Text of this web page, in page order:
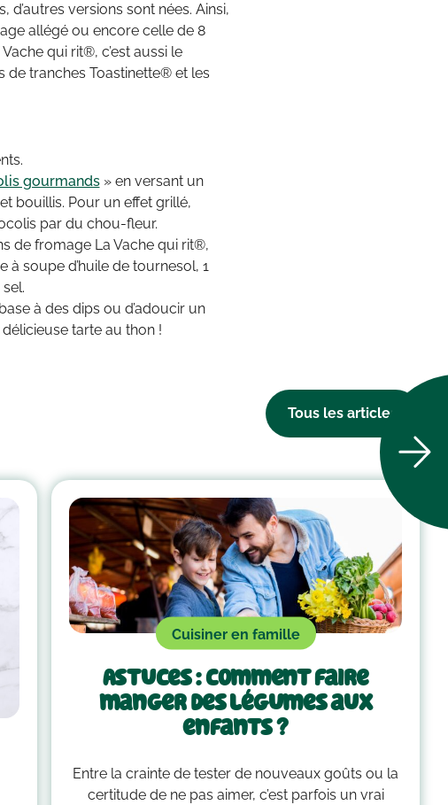
versions sont nées. Ainsi,
allégé ou encore celle de 8
qui rit®, c’est aussi le
de tranches Toastinette® et les
gourmands» en versant un
bouillis. Pour un effet grillé,
par du chou-fleur.
de fromage La Vache qui rit®,
soupe d’huile de tournesol, 1
à des dips ou d’adoucir un
tarte au thon !
Tous les articles
Cuisiner en famille
Astuces : comment faire
manger des légumes aux
enfants ?
Entre la crainte de tester de nouveaux goûts ou la
certitude de ne pas aimer, c’est parfois un vrai